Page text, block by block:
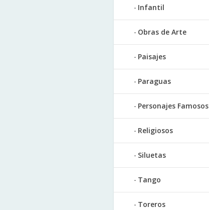
Infantil
Obras de Arte
Paisajes
Paraguas
Personajes Famosos
Religiosos
Siluetas
Tango
Toreros